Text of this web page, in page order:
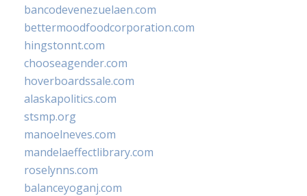
bancodevenezuelaen.com
bettermoodfoodcorporation.com
hingstonnt.com
chooseagender.com
hoverboardssale.com
alaskapolitics.com
stsmp.org
manoelneves.com
mandelaeffectlibrary.com
roselynns.com
balanceyoganj.com